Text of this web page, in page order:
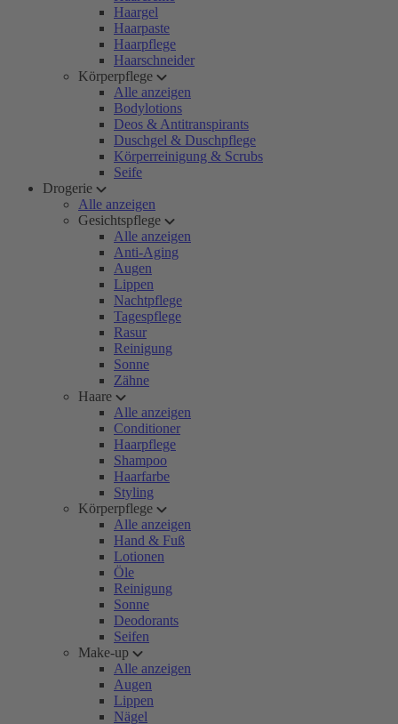
Haargel
Haarpaste
Haarpflege
Haarschneider
Körperpflege
Alle anzeigen
Bodylotions
Deos & Antitranspirants
Duschgel & Duschpflege
Körperreinigung & Scrubs
Seife
Drogerie
Alle anzeigen
Gesichtspflege
Alle anzeigen
Anti-Aging
Augen
Lippen
Nachtpflege
Tagespflege
Rasur
Reinigung
Sonne
Zähne
Haare
Alle anzeigen
Conditioner
Haarpflege
Shampoo
Haarfarbe
Styling
Körperpflege
Alle anzeigen
Hand & Fuß
Lotionen
Öle
Reinigung
Sonne
Deodorants
Seifen
Make-up
Alle anzeigen
Augen
Lippen
Nägel